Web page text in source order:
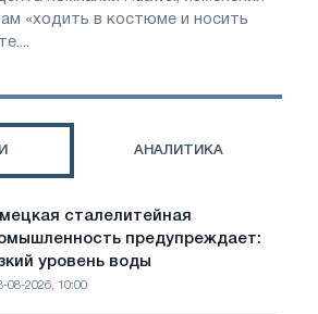
«ходить в костюме и носить
АНАЛИТИКА
сталелитейная
предупреждает:
уровень воды
08-2026, 10:00